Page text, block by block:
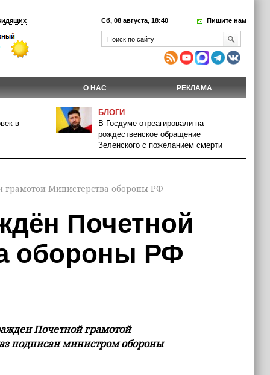
Сб, 08 августа, 18:40 Пишите нам
О НАС РЕКЛАМА
в
БЛОГИ
В Госдуме отреагировали на
рождественское обращение
Зеленского с пожеланием смерти
Министерства обороны РФ
Почетной
обороны РФ
Почетной грамотой
подписан министром обороны